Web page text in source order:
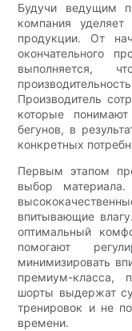
Будучи ведущим
компания
продукции. От
окончательного
выполняется,
Производитель
которые
бегунов, в
конкретных
Первым этапом
выбор материала.
впитывающие
оптимальный
помогают
минимизировать
премиум-класса,
шорты выдержат
тренировок и не
времени.